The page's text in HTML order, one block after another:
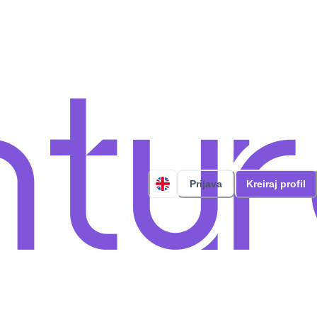
Prijava Kreiraj profil